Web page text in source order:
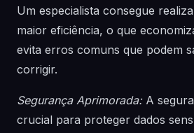
Um especialista consegue
maior eficiência, o que
evita erros comuns que podem
corrigir.
Segurança Aprimorada:A
crucial para proteger dados